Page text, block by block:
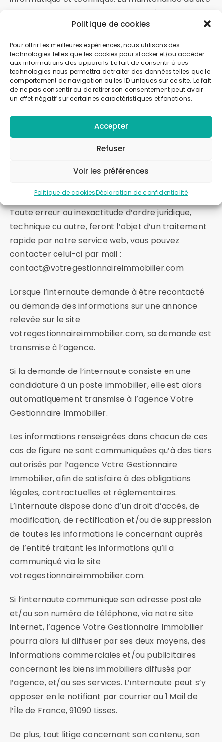
Politique de cookies
Pour offrir les meilleures expériences, nous utilisons des
technologies telles que les cookies pour stocker et/ou accéder
aux informations des appareils. Le fait de consentir à ces
technologies nous permettra de traiter des données telles que le
comportement de navigation ou les ID uniques sur ce site. Le fait
de ne pas consentir ou de retirer son consentement peut avoir
un effet négatif sur certaines caractéristiques et fonctions.
Accepter
Refuser
Voir les préférences
Politique de cookiesDéclaration de confidentialité
peut occasionner des interruptions également.
1 . Contenu du site
L’agence Votre Gestionnaire Immobilier fait
toujours le maximum pour vérifier la véracité et
l’exactitude de tous les éléments mis à disposition
des internautes qui consultent notre site,
exactitude que nous ne pouvons cependant pas
discernement et à l’esprit vigilant de nos
internautes.
Toute erreur ou inexactitude d’ordre juridique,
technique ou autre, feront l’objet d’un traitement
rapide par notre service web, vous pouvez
contacter celui-ci par mail :
contact@votregestionnaireimmobilier.com
Lorsque l’internaute demande à être recontacté
ou demande des informations sur une annonce
relevée sur le site
votregestionnaireimmobilier.com, sa demande est
transmise à l’agence.
Si la demande de l’internaute consiste en une
candidature à un poste immobilier, elle est alors
automatiquement transmise à l’agence Votre
Gestionnaire Immobilier.
Les informations renseignées dans chacun de ces
cas de figure ne sont communiquées qu’à des tiers
autorisés par l’agence Votre Gestionnaire
Immobilier, afin de satisfaire à des obligations
légales, contractuelles et réglementaires.
L’internaute dispose donc d’un droit d’accès, de
modification, de rectification et/ou de suppression
de toutes les informations le concernant auprès
de l’entité traitant les informations qu’il a
communiqué via le site
votregestionnaireimmobilier.com.
Si l’internaute communique son adresse postale
et/ou son numéro de téléphone, via notre site
internet, l’agence Votre Gestionnaire Immobilier
pourra alors lui diffuser par ses deux moyens, des
informations commerciales et/ou publicitaires
concernant les biens immobiliers diffusés par
l’agence, et/ou ses services. L’internaute peut s’y
opposer en le notifiant par courrier au 1 Mail de
l’Île de France, 91090 Lisses.
De plus, tout litige concernant son contenu, son